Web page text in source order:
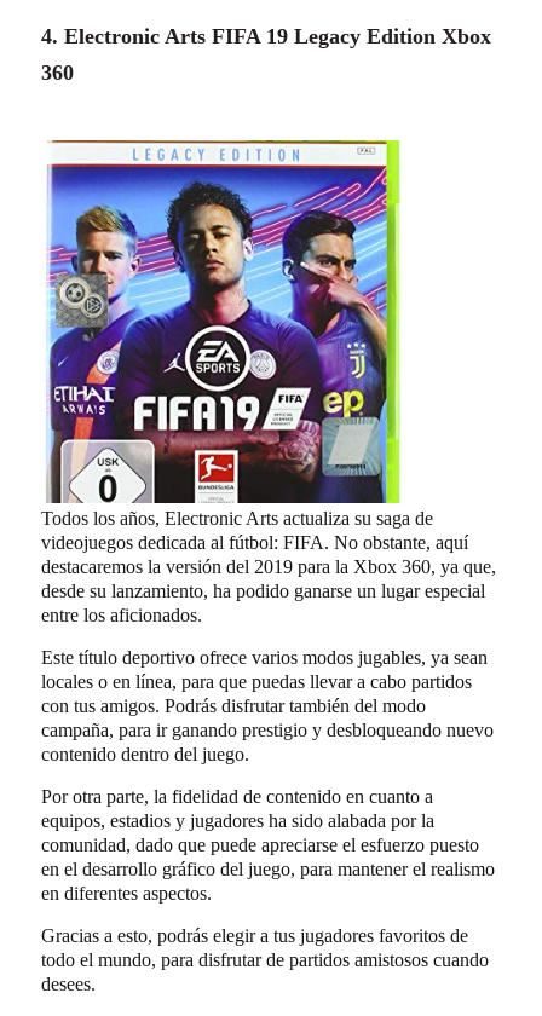
4. Electronic Arts FIFA 19 Legacy Edition Xbox
360
Todos los años, Electronic Arts actualiza su saga de
videojuegos dedicada al fútbol: FIFA. No obstante, aquí
destacaremos la versión del 2019 para la Xbox 360, ya que,
desde su lanzamiento, ha podido ganarse un lugar especial
entre los aficionados.
Este título deportivo ofrece varios modos jugables, ya sean
locales o en línea, para que puedas llevar a cabo partidos
con tus amigos. Podrás disfrutar también del modo
campaña, para ir ganando prestigio y desbloqueando nuevo
contenido dentro del juego.
Por otra parte, la fidelidad de contenido en cuanto a
equipos, estadios y jugadores ha sido alabada por la
comunidad, dado que puede apreciarse el esfuerzo puesto
en el desarrollo gráfico del juego, para mantener el realismo
en diferentes aspectos.
Gracias a esto, podrás elegir a tus jugadores favoritos de
todo el mundo, para disfrutar de partidos amistosos cuando
desees.